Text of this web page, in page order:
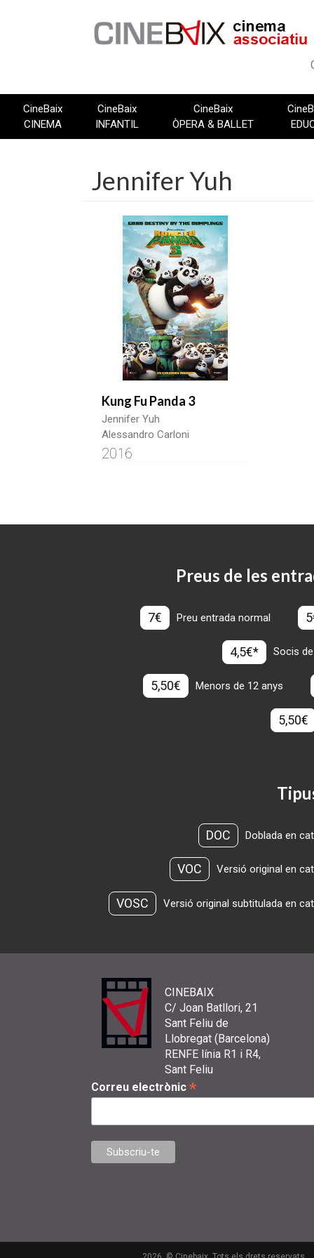
CineBaix
CINEMA
CineBaix
INFANTIL
CineBaix
ÒPERA & BALLET
Jennifer Yuh
Kung Fu Panda 3
Jennifer Yuh
Alessandro Carloni
2016
Preus de les
7€ Preu entrada normal
4,5€* Socis
5,50€ Menors de 12 anys
5,50€
DOC Doblada en
VOC Versió original en
VOSC Versió original subtitulada en
CINEBAIX
C/ Joan Batllori, 21
Sant Feliu de
Llobregat (Barcelona)
RENFE línia R1 i R4,
Sant Feliu
Correu electrònic *